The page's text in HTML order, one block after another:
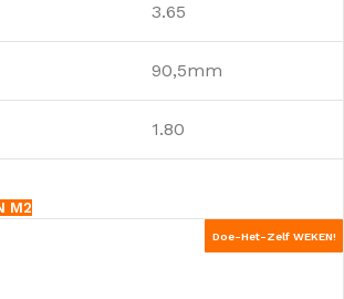
3.65
90,5mm
1.80
M2
Doe-Het-Zelf WEKEN!